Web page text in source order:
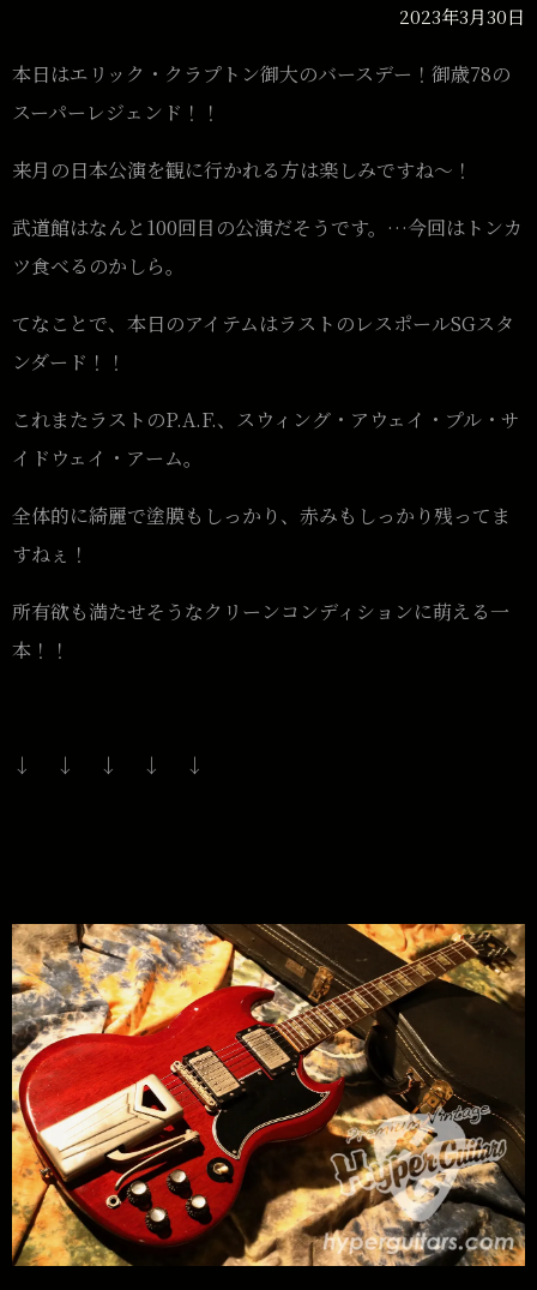
2023年3月30日
本日はエリック・クラプトン御大のバースデー！御歳78の
スーパーレジェンド！！
来月の日本公演を観に行かれる方は楽しみですね〜！
武道館はなんと100回目の公演だそうです。…今回はトンカ
ツ食べるのかしら。
てなことで、本日のアイテムはラストのレスポールSGスタ
ンダード！！
これまたラストのP.A.F.、スウィング・アウェイ・プル・サ
イドウェイ・アーム。
全体的に綺麗で塗膜もしっかり、赤みもしっかり残ってま
すねぇ！
所有欲も満たせそうなクリーンコンディションに萌える一
本！！
↓ ↓ ↓ ↓ ↓